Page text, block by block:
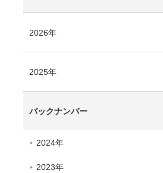
2026年
2025年
バックナンバー
2024年
2023年